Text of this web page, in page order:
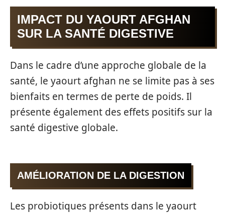
IMPACT DU YAOURT AFGHAN
SUR LA SANTÉ DIGESTIVE
Dans le cadre d’une approche globale de la
santé, le yaourt afghan ne se limite pas à ses
bienfaits en termes de perte de poids. Il
présente également des effets positifs sur la
santé digestive globale.
AMÉLIORATION DE LA DIGESTION
Les probiotiques présents dans le yaourt